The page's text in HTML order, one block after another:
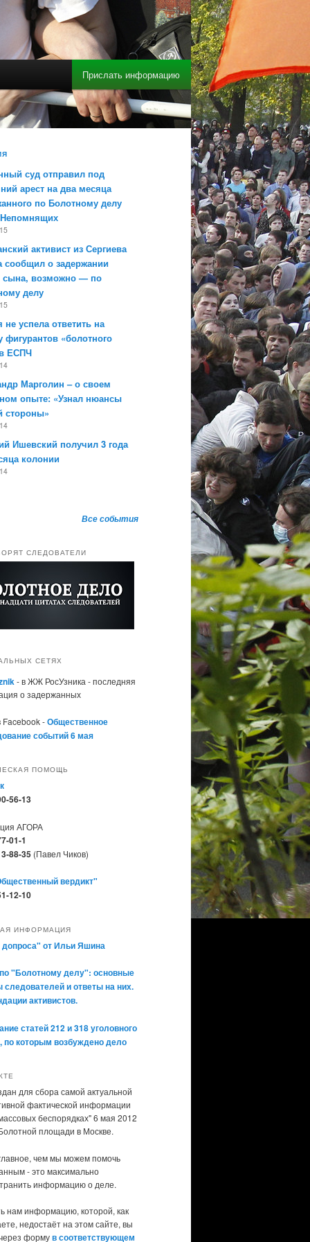
Прислать информацию
суд отправил под
арест на два месяца
по Болотному делу
активист из Сергиева
сообщил о задержании
сына, возможно — по
делу
не успела ответить на
фигурантов «болотного
ЕСПЧ
Марголин – о своем
опыте: «Узнал нюансы
стороны»
Ишевский получил 3 года
колонии
Все события
СЛЕДОВАТЕЛИ
СЕТЯХ
- в ЖЖ РосУзника - последняя
о задержанных
Facebook -Общественное
событий 6 мая
ПОМОЩЬ
56-13
АГОРА
01-1
88-35 (Павел Чиков)
вердикт"
12-10
ИНФОРМАЦИЯ
допроса" от Ильи Яшина
"Болотному делу": основные
следователей и ответы на них.
активистов.
статей 212 и 318 уголовного
по которым возбуждено дело
для сбора самой актуальной
фактической информации
беспорядках" 6 мая 2012
площади в Москве.
чем мы можем помочь
- это максимально
информацию о деле.
нам информацию, которой, как
недостаёт на этом сайте, вы
формув соответствующем